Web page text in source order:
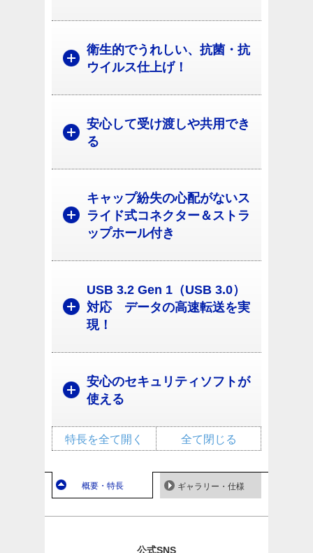
衛生的でうれしい、抗菌・抗
ウイルス仕上げ！
安心して受け渡しや共用でき
る
キャップ紛失の心配がないス
ライド式コネクター＆ストラ
ップホール付き
USB 3.2 Gen 1（USB 3.0）
対応 データの高速転送を実
現！
安心のセキュリティソフトが
使える
全て閉じる
特長を全て開く
概要・特長 ギャラリー・仕様
公式SNS